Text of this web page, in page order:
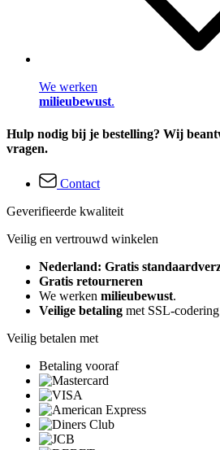
We werken
milieubewust.
Hulp nodig bij je bestelling? Wij
vragen.
Contact
Geverifieerde kwaliteit
Veilig en vertrouwd winkelen
Nederland: Gratis
Gratis retourneren
We werken milieubewust.
Veilige betaling met SSL-codering
Veilig betalen met
Betaling vooraf